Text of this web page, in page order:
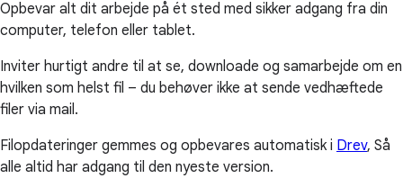
Opbevar alt dit arbejde på ét sted med sikker adgang fra din
computer, telefon eller tablet.
Inviter hurtigt andre til at se, downloade og samarbejde om en
hvilken som helst fil – du behøver ikke at sende vedhæftede
filer via mail.
Filopdateringer gemmes og opbevares automatisk i Drev, Så
alle altid har adgang til den nyeste version.